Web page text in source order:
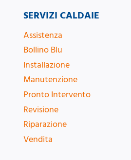
SERVIZI CALDAIE
Assistenza
Bollino Blu
Installazione
Manutenzione
Pronto Intervento
Revisione
Riparazione
Vendita